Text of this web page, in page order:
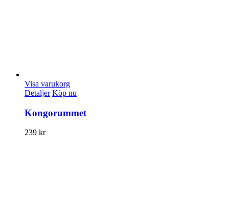
Visa varukorg
Detaljer Köp nu
Kongorummet
239 kr